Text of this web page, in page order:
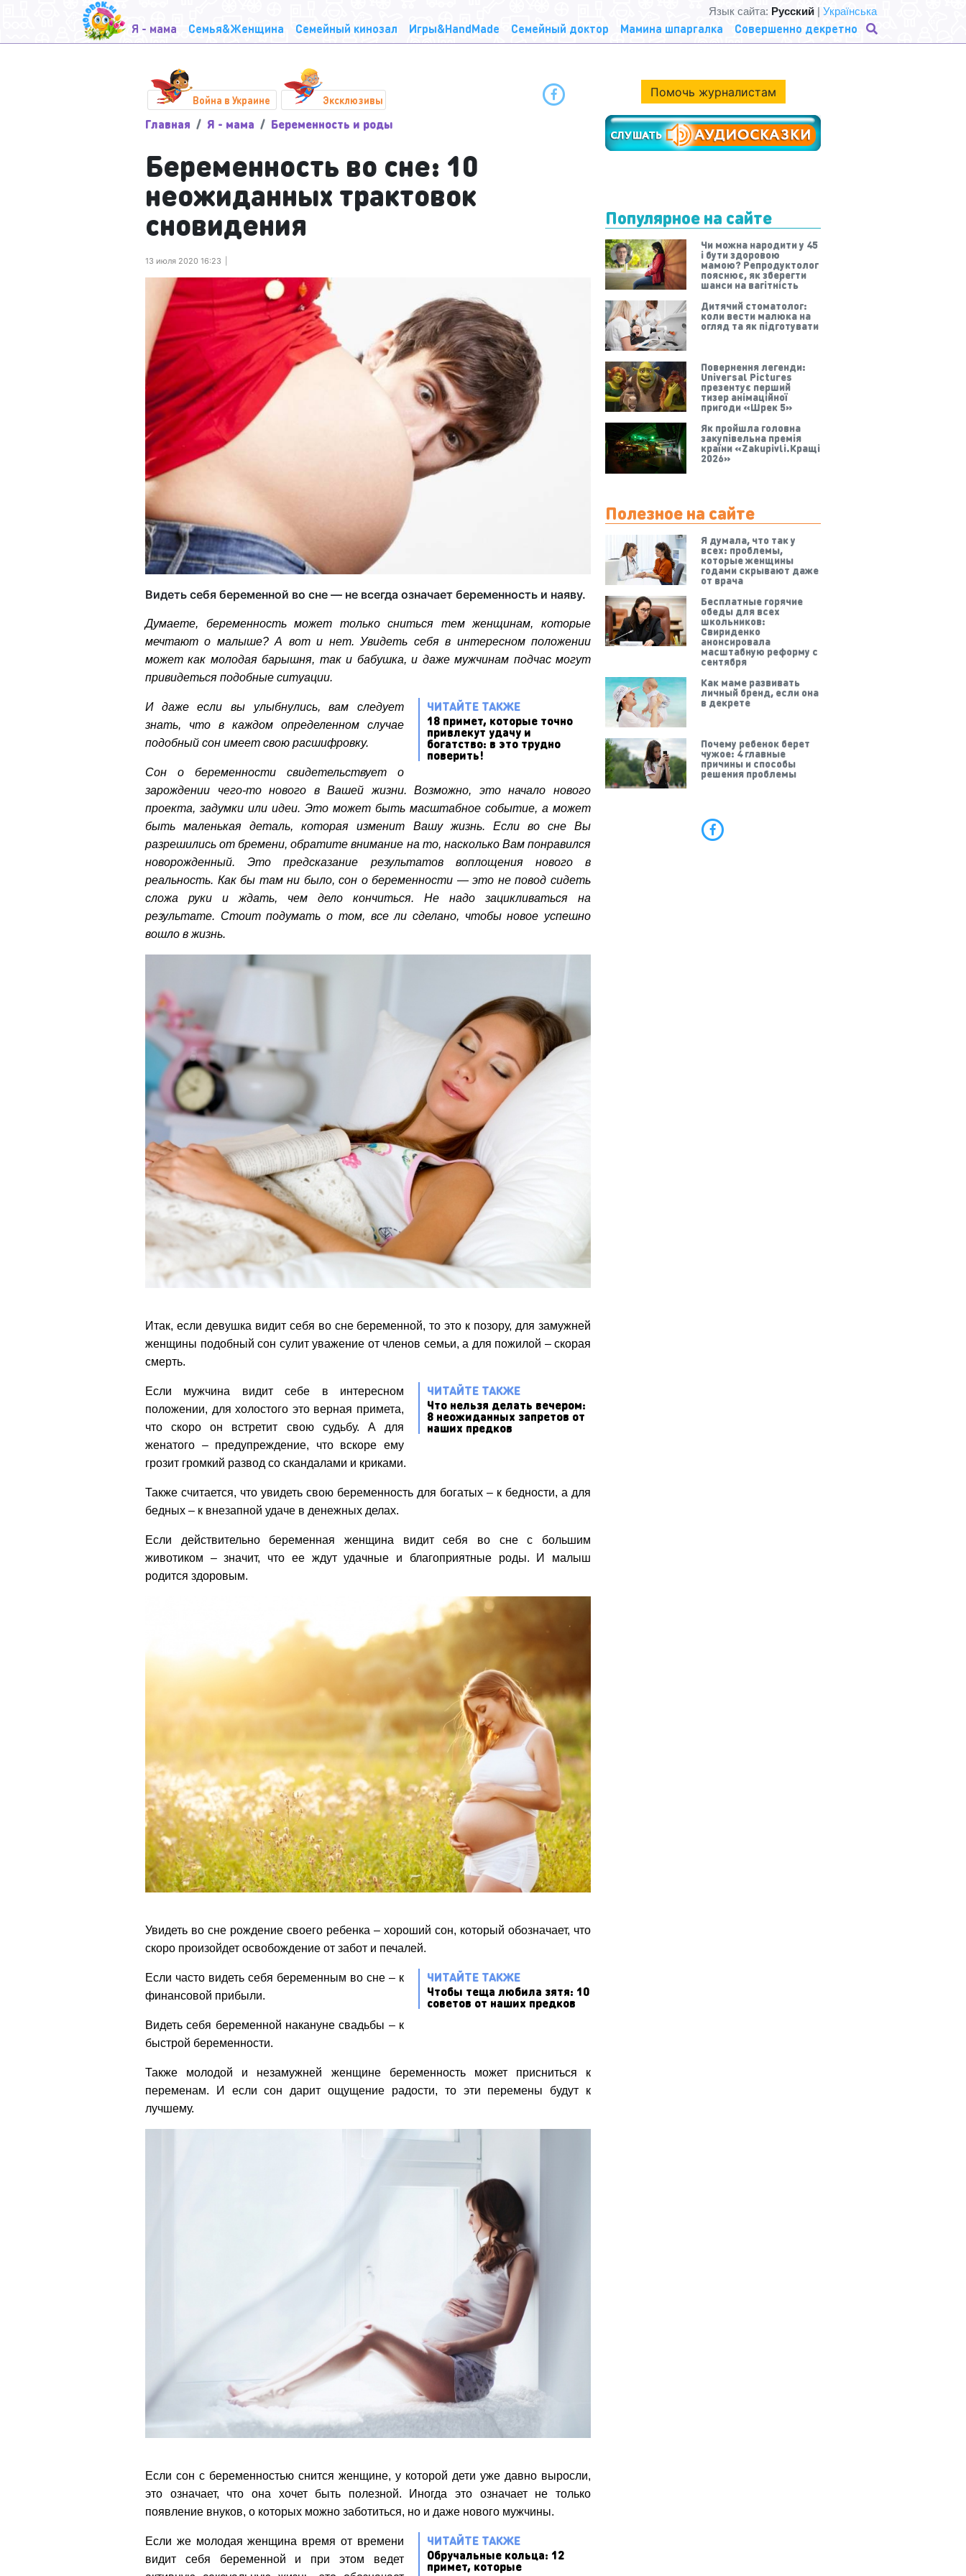
Я - мама Семья&Женщина Семейный кинозал Игры&HandMade Семейный доктор Мамина шпаргалка Совершенно декретно
Язык сайта: Русский | Українська
Война в Украине Эксклюзивы
Главная Я - мама Беременность и роды
Беременность во сне: 10
неожиданных трактовок
сновидения
13 июля 2020 16:23
Видеть себя беременной во сне — не всегда означает беременность и наяву.
Думаете, беременность может только сниться тем женщинам, которые
мечтают о малыше? А вот и нет. Увидеть себя в интересном положении
может как молодая барышня, так и бабушка, и даже мужчинам подчас могут
привидеться подобные ситуации.
ЧИТАЙТЕ ТАКЖЕ
18 примет, которые точно
привлекут удачу и
богатство: в это трудно
поверить!
И даже если вы улыбнулись, вам следует
знать, что в каждом определенном случае
подобный сон имеет свою расшифровку.
Сон о беременности свидетельствует о
зарождении чего-то нового в Вашей жизни. Возможно, это начало нового
проекта, задумки или идеи. Это может быть масштабное событие, а может
быть маленькая деталь, которая изменит Вашу жизнь. Если во сне Вы
разрешились от бремени, обратите внимание на то, насколько Вам понравился
новорожденный. Это предсказание результатов воплощения нового в
реальность. Как бы там ни было, сон о беременности — это не повод сидеть
сложа руки и ждать, чем дело кончиться. Не надо зацикливаться на
результате. Стоит подумать о том, все ли сделано, чтобы новое успешно
вошло в жизнь.
Итак, если девушка видит себя во сне беременной, то это к позору, для замужней
женщины подобный сон сулит уважение от членов семьи, а для пожилой – скорая
смерть.
ЧИТАЙТЕ ТАКЖЕ
Что нельзя делать вечером:
8 неожиданных запретов от
наших предков
Если мужчина видит себе в интересном
положении, для холостого это верная примета,
что скоро он встретит свою судьбу. А для
женатого – предупреждение, что вскоре ему
грозит громкий развод со скандалами и криками.
Также считается, что увидеть свою беременность для богатых – к бедности, а для
бедных – к внезапной удаче в денежных делах.
Если действительно беременная женщина видит себя во сне с большим
животиком – значит, что ее ждут удачные и благоприятные роды. И малыш
родится здоровым.
Увидеть во сне рождение своего ребенка – хороший сон, который обозначает, что
скоро произойдет освобождение от забот и печалей.
ЧИТАЙТЕ ТАКЖЕ
Чтобы теща любила зятя: 10
советов от наших предков
Если часто видеть себя беременным во сне – к
финансовой прибыли.
Видеть себя беременной накануне свадьбы – к
быстрой беременности.
Также молодой и незамужней женщине беременность может присниться к
переменам. И если сон дарит ощущение радости, то эти перемены будут к
лучшему.
Если сон с беременностью снится женщине, у которой дети уже давно выросли,
это означает, что она хочет быть полезной. Иногда это означает не только
появление внуков, о которых можно заботиться, но и даже нового мужчины.
ЧИТАЙТЕ ТАКЖЕ
Обручальные кольца: 12
примет, которые
Если же молодая женщина время от времени
видит себя беременной и при этом ведет
Помочь журналистам
Популярное на сайте
Чи можна народити у 45
і бути здоровою
мамою? Репродуктолог
пояснює, як зберегти
шанси на вагітність
Дитячий стоматолог:
коли вести малюка на
огляд та як підготувати
Повернення легенди:
Universal Pictures
презентує перший
тизер анімаційної
пригоди «Шрек 5»
Як пройшла головна
закупівельна премія
країни «Zakupivli.Кращі
2026»
Полезное на сайте
Я думала, что так у
всех: проблемы,
которые женщины
годами скрывают даже
от врача
Бесплатные горячие
обеды для всех
школьников:
Свириденко
анонсировала
масштабную реформу с
сентября
Как маме развивать
личный бренд, если она
в декрете
Почему ребенок берет
чужое: 4 главные
причины и способы
решения проблемы